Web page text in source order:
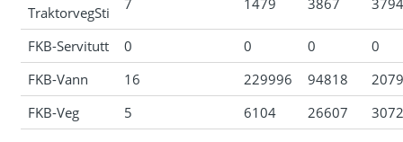
TraktorvegSti
FKB-Servitutt 0 0 0
0
FKB-Vann
16 229996 94818
FKB-Veg
5 6104 26607 3072